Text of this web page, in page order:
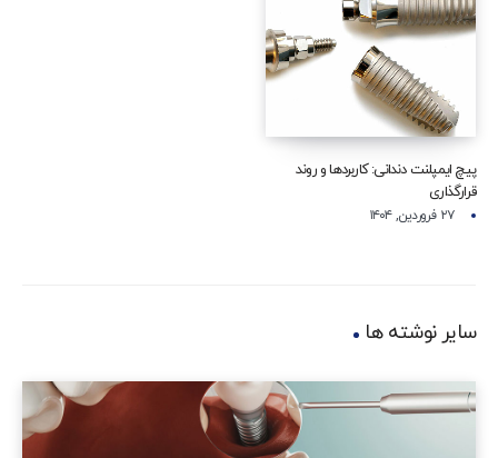
پیچ ایمپلنت دندانی: کاربردها و روند
قرارگذاری
۲۷ فروردین, ۱۴۰۴
سایر نوشته ها